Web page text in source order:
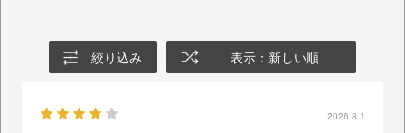
絞り込み 表示：新しい順
2026.8.1